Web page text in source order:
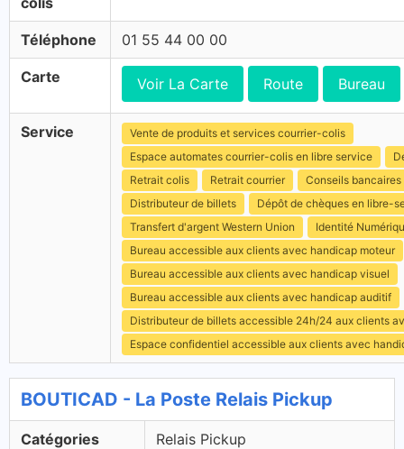
Téléphone 01 55 44 00 00
Carte Voir La Carte Route Bureau
Service
Vente de produits et services courrier-colis
Espace automates courrier-colis en libre service
Retrait colis
Retrait courrier
Conseils bancaires
Distributeur de billets
Dépôt de chèques en libre-
Transfert d'argent Western Union
Identité
Bureau accessible aux clients avec handicap moteur
Bureau accessible aux clients avec handicap visuel
Bureau accessible aux clients avec handicap auditif
Distributeur de billets accessible 24h/24 aux clients
Espace confidentiel accessible aux clients avec
BOUTICAD - La Poste Relais Pickup
Catégories Relais Pickup